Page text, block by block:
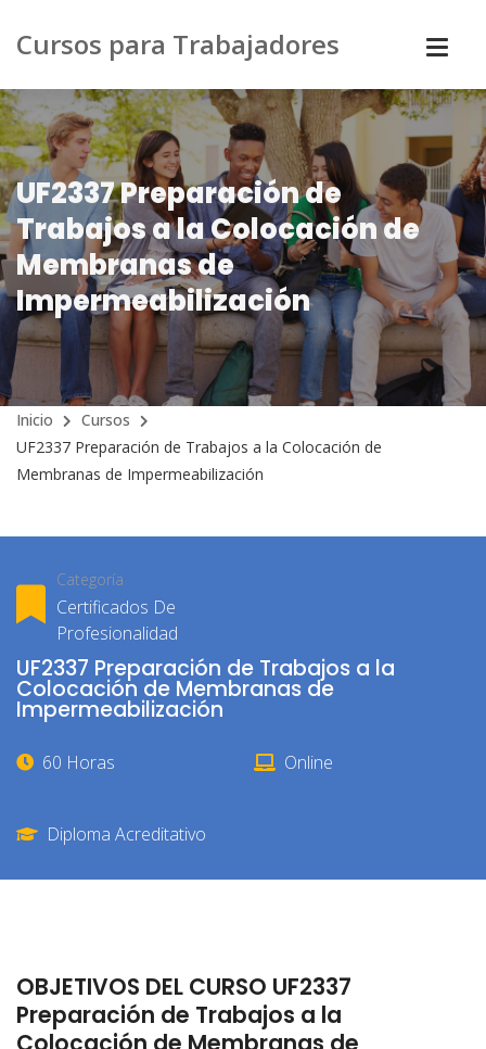
Cursos para Trabajadores
UF2337 Preparación de
Trabajos a la Colocación de
Membranas de
Impermeabilización
Inicio
Cursos
UF2337 Preparación de Trabajos a la Colocación de
Membranas de Impermeabilización
Categoría
Certificados De
Profesionalidad
UF2337 Preparación de Trabajos a la
Colocación de Membranas de
Impermeabilización
60 Horas Online
Diploma Acreditativo
OBJETIVOS DEL CURSO UF2337
Preparación de Trabajos a la